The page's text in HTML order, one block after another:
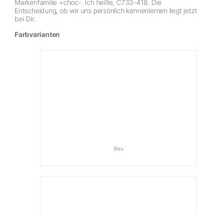
Markenfamilie +choc-. Ich heiße, C733-418. Die
Entscheidung, ob wir uns persönlich kennenlernen liegt jetzt
bei Dir.
Farbvarianten
Blau